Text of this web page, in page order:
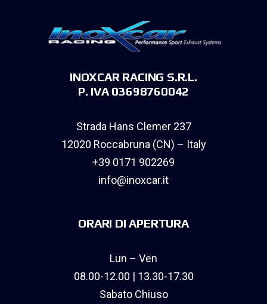
INOXCAR RACING S.R.L.
P. IVA 03698760042
Strada Hans Clemer 237
12020 Roccabruna (CN) – Italy
+39 0171 902269
info@inoxcar.it
ORARI DI APERTURA
Lun – Ven
08.00-12.00 | 13.30-17.30
Sabato Chiuso